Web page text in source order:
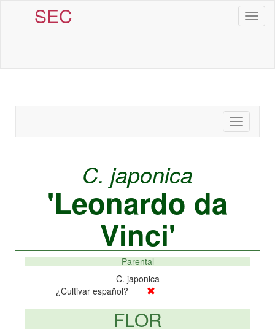
SEC
Toggle
navigation
C. japonica
'Leonardo da
Vinci'
Parental
C. japonica
¿Cultivar español?
FLOR